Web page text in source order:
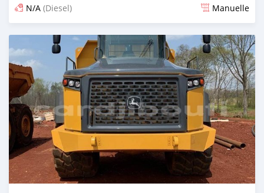
N/A (Diesel) Manuelle
Publié il y a plus de 3 ans